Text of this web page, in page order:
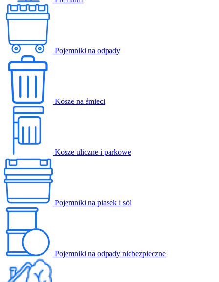
Pojemniki na odpady
Kosze na śmieci
Kosze uliczne i parkowe
Pojemniki na piasek i sól
Pojemniki na odpady niebezpieczne